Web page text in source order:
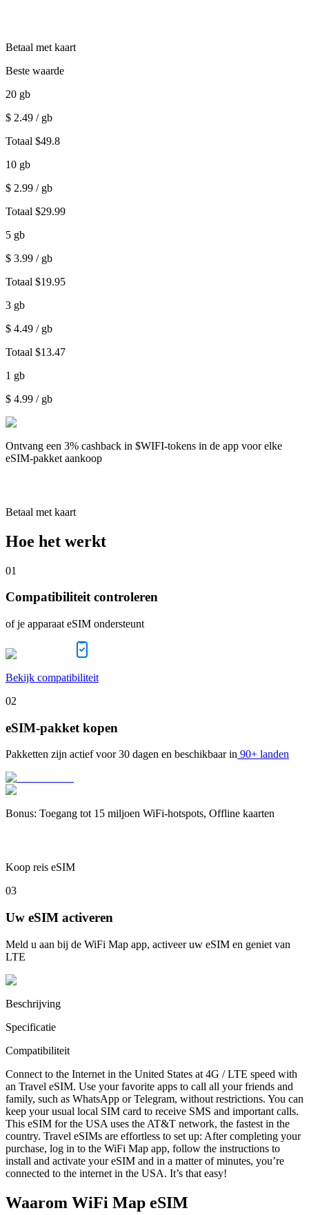
Betaal met kaart
Beste waarde
20 gb
$ 2.49 / gb
Totaal $49.8
10 gb
$ 2.99 / gb
Totaal $29.99
5 gb
$ 3.99 / gb
Totaal $19.95
3 gb
$ 4.49 / gb
Totaal $13.47
1 gb
$ 4.99 / gb
Ontvang een 3% cashback in $WIFI-tokens in de app voor elke
eSIM-pakket aankoop
Betaal met kaart
Hoe het werkt
01
Compatibiliteit controleren
of je apparaat eSIM ondersteunt
Bekijk compatibiliteit
02
eSIM-pakket kopen
Pakketten zijn actief voor 30 dagen en beschikbaar in 90+ landen
Bonus: Toegang tot 15 miljoen WiFi-hotspots, Offline kaarten
Koop reis eSIM
03
Uw eSIM activeren
Meld u aan bij de WiFi Map app, activeer uw eSIM en geniet van
LTE
Beschrijving
Specificatie
Compatibiliteit
Connect to the Internet in the United States at 4G / LTE speed with
an Travel eSIM. Use your favorite apps to call all your friends and
family, such as WhatsApp or Telegram, without restrictions. You can
keep your usual local SIM card to receive SMS and important calls.
This eSIM for the USA uses the AT&T network, the fastest in the
country. Travel eSIMs are effortless to set up: After completing your
purchase, log in to the WiFi Map app, follow the instructions to
install and activate your eSIM and in a matter of minutes, you’re
connected to the internet in the USA. It’s that easy!
Waarom WiFi Map eSIM